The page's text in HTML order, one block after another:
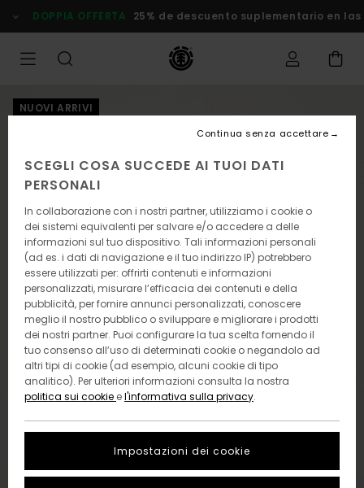
alle
informazioni
prodotto
DOPPIA OFFERTA 25% de descuento suplementario en
NUOVI ARRIVI
SCEGLI COSA SUCCEDE AI TUOI DATI
PERSONALI
In collaborazione con i nostri partner, utilizziamo i cookie o
dei sistemi equivalenti per salvare e/o accedere a delle
informazioni sul tuo dispositivo. Tali informazioni personali
(ad es. i dati di navigazione e il tuo indirizzo IP) potrebbero
essere utilizzati per: offrirti contenuti e informazioni
personalizzati, misurare l’efficacia dei contenuti e della
pubblicità, per fornire annunci personalizzati, conoscere
meglio il nostro pubblico o sviluppare e migliorare i prodotti
dei nostri partner. Puoi configurare la tua scelta fornendo il
tuo consenso all’uso di determinati cookie o negandolo ad
altri tipi di cookie (ad esempio, alcuni cookie di tipo
analitico). Per ulteriori informazioni consulta la nostra
politica sui cookie el'informativa sulla privacy.
Impostazioni dei cookie
Continua senza accettare